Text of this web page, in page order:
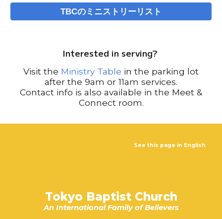
TBCのミニストリーリスト
Interested in serving?
Visit the Ministry Table in the parking lot
after the 9am or 11am services.
Contact info is also available in the Meet &
Connect room.
See this page in English
Tokyo Baptist Church
An International Family of Believers